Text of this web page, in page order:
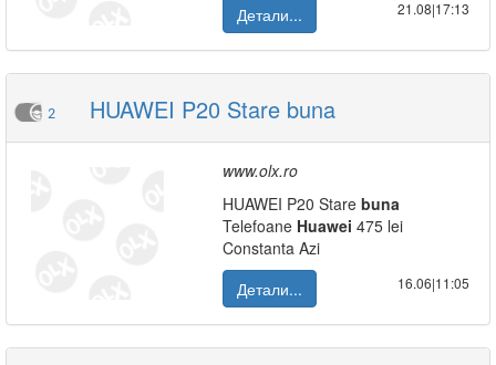
Детали...
21.08|17:13
2 HUAWEI P20 Stare buna
www.olx.ro
HUAWEI P20 Stare buna
Telefoane Huawei 475 lei
Constanta Azi
Детали...
16.06|11:05